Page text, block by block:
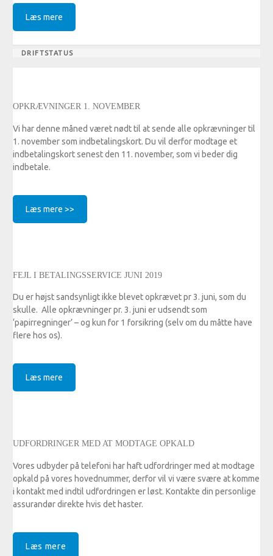
Læs mere
DRIFTSTATUS
OPKRÆVNINGER 1. NOVEMBER
Vi har denne måned været nødt til at sende alle opkrævninger til
1. november som indbetalingskort. Du vil derfor modtage et
indbetalingskort senest den 11. november, som vi beder dig
indbetale.
Læs mere >>
FEJL I BETALINGSSERVICE JUNI 2019
Du er højst sandsynligt ikke blevet opkrævet pr 3. juni, som du
skulle. Alle opkrævninger pr. 3. juni er udsendt som
‘papirregninger’ – og kun for 1 forsikring (selv om du måtte have
flere hos os).
Læs mere
UDFORDRINGER MED AT MODTAGE OPKALD
Vores udbyder på telefoni har haft udfordringer med at modtage
opkald på vores hovednummer, derfor vil vi være svære at komme
i kontakt med indtil udfordringen er løst. Kontakte din personlige
assurandør direkte hvis det haster.
Læs mere